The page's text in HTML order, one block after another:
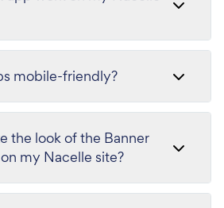
mobile-friendly?
the look of the Banner
my Nacelle site?